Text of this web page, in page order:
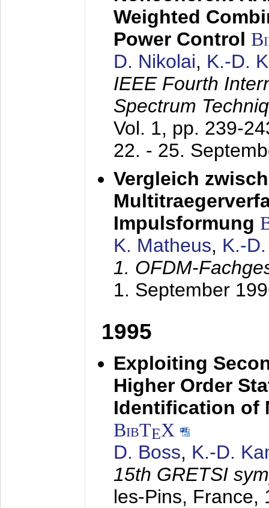
Weighted
Power Control
D. Nikolai, K.-D.
IEEE Fourth
Spectrum
Vol. 1, pp. 239-
22. - 25.
Vergleich
Impulsformung
K. Matheus, K.-
1. OFDM-
1. September
1995
Exploiting
Higher Order
Identification of
BibTEX
D. Boss, K.-D.
15th GRETSI
les-Pins, France,